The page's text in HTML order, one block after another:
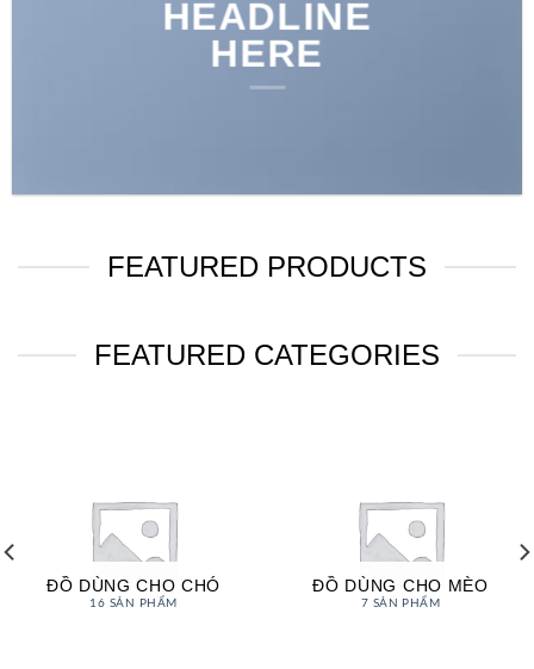
HEADLINE
HERE
FEATURED PRODUCTS
FEATURED CATEGORIES
ĐỒ DÙNG CHO CHÓ
16 SẢN PHẨM
ĐỒ DÙNG CHO MÈO
7 SẢN PHẨM